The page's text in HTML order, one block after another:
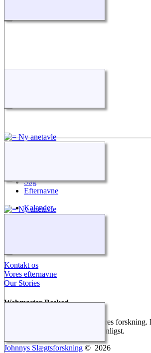
Søg
Efternavne
Kalender
Alle medier
Kontakt os
Vores efternavne
Our Stories
Webmaster Besked
Vi gør alt for at dokumentere vores
gerne vil tilføje, så kontakt os venligst.
Johnnys Slægtsforskning © 2026